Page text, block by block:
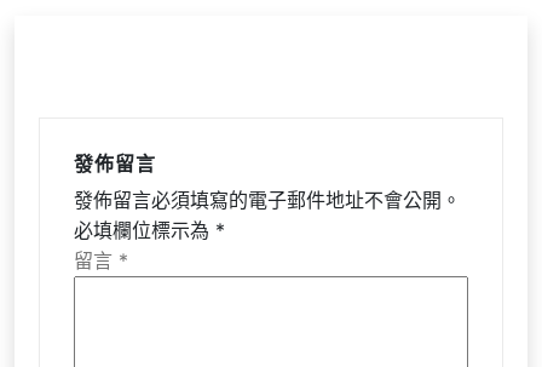
發佈留言
發佈留言必須填寫的電子郵件地址不會公開。
必填欄位標示為 *
留言 *